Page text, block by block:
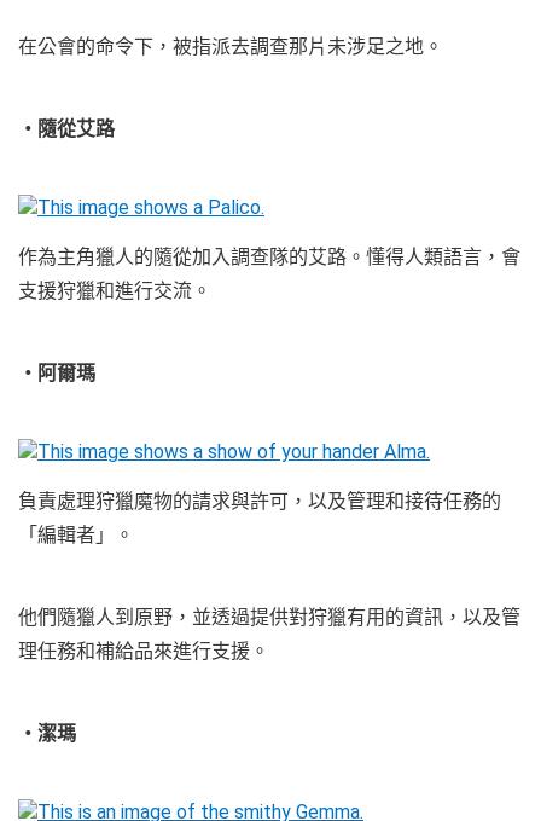
在公會的命令下，被指派去調查那片未涉足之地。
・隨從艾路
作為主角獵人的隨從加入調查隊的艾路。懂得人類語言，會
支援狩獵和進行交流。
・阿爾瑪
負責處理狩獵魔物的請求與許可，以及管理和接待任務的
「編輯者」。
他們隨獵人到原野，並透過提供對狩獵有用的資訊，以及管
理任務和補給品來進行支援。
・潔瑪